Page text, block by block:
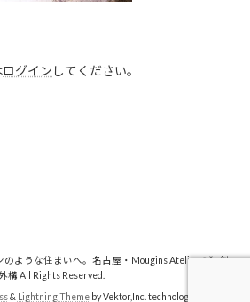
ログイン してください。
のような住まいへ。名古屋・Mougins Atelierの独創
構 All Rights Reserved.
& Lightning Themeby Vektor,Inc. technology.